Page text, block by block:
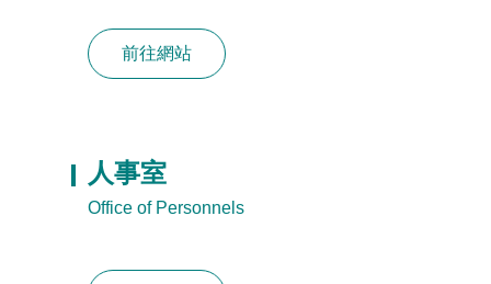
前往網站
人事室
Office of Personnels